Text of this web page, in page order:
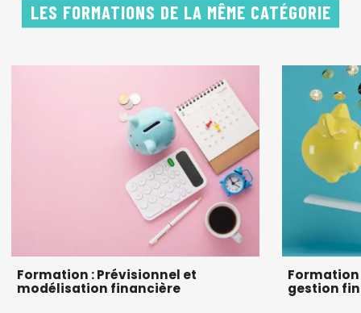
LES FORMATIONS DE LA MÊME CATÉGORIE
Formation : Prévisionnel et
modélisation financière
gestion